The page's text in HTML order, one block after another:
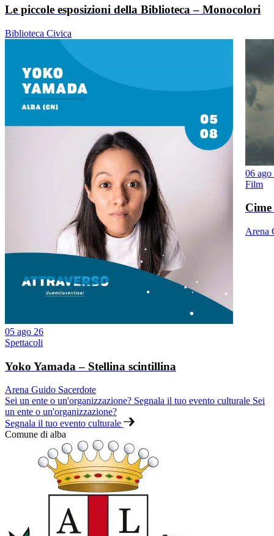
Le piccole esposizioni della Biblioteca – Monocolori
Biblioteca Civica
05 ago 26
Spettacoli
Yoko Yamada – Stellina scintillina
Arena Guido Sacerdote
06 ago
Film
Cime
Arena
Sei un ente o un'organizzazione? Segnala il tuo evento culturale Sei
un ente o un'organizzazione?
Segnala il tuo evento culturale
Comune di alba